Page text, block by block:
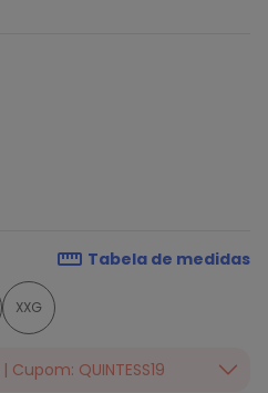
Tabela de medidas
XXG
| Cupom: QUINTESS19